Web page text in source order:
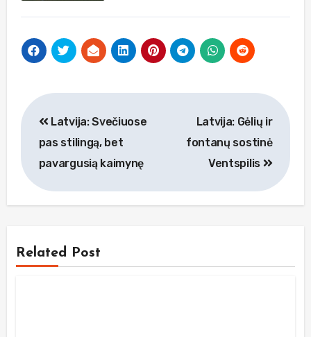
Navigacija
tarp
įrašų
Latvija: Svečiuose
pas stilingą, bet
pavargusią kaimynę
Latvija: Gėlių ir
fontanų sostinė
Ventspilis
Related Post